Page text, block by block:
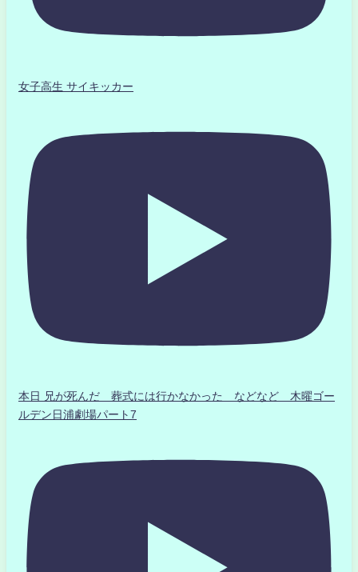
女子高生 サイキッカー
本日 兄が死んだ 葬式には行かなかった などなど 木曜ゴー
ルデン日浦劇場パート7